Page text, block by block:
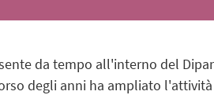
da tempo all'interno del
degli anni ha ampliato